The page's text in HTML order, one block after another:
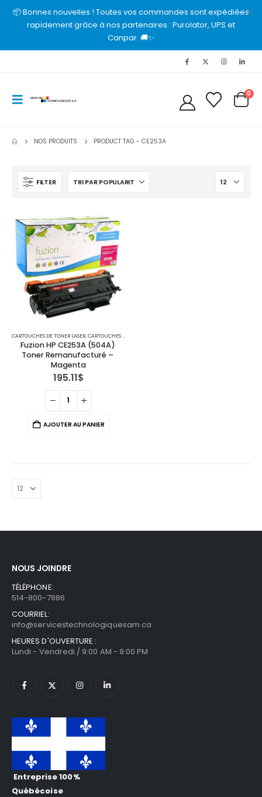
📦 Bonnes nouvelles ! Toutes vos commandes sont expédiées
rapidement grâce à nos partenaires : Purolator, UPS et
Canpar. 🚚✨
0
NOS PRODUITS PRODUCT TAG -CE253A
FILTER
CARTOUCHES DE TONER LASER,CARTOUCHES POUR IMPRIMANTES HP
Fuzion HP CE253A (504A)
Toner Remanufacturé –
Magenta
195.11$
AJOUTER AU PANIER
NOUS JOINDRE
TÉLÉPHONE:
514-800-7886
COURRIEL:
info@servicestechnologiquesam.ca
HEURES D'OUVERTURE :
Lundi - Vendredi / 9:00 AM - 9:00 PM
Entreprise 100%
Québécoise